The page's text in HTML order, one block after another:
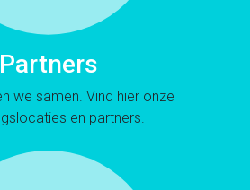
Partners
we samen. Vind hier onze
en partners.